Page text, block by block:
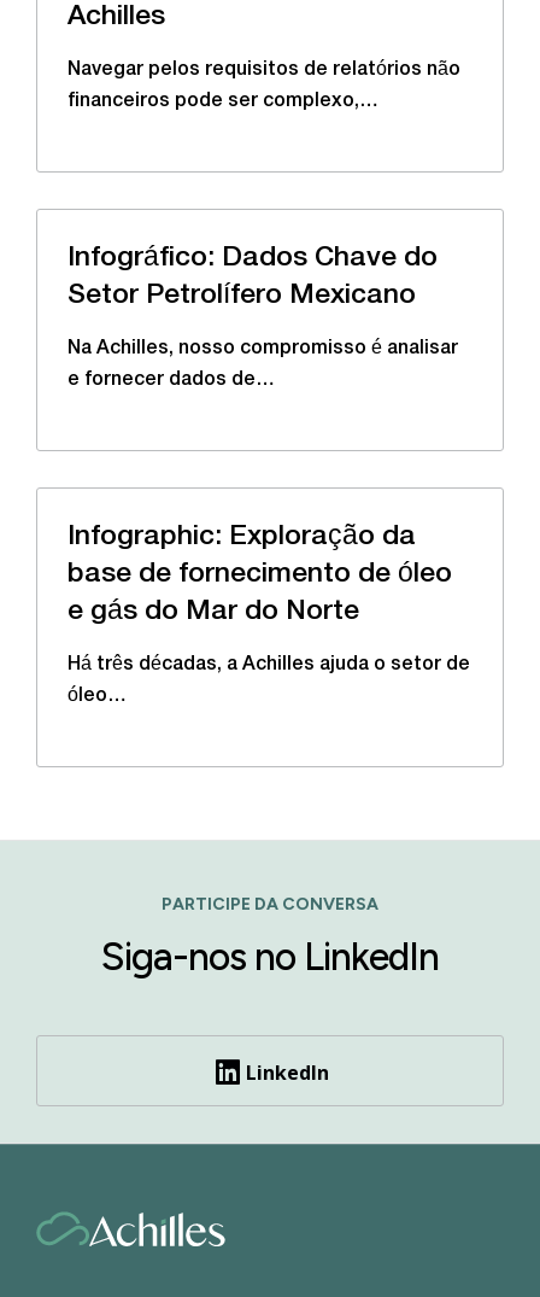
Achilles
Navegar pelos requisitos de relatórios não
financeiros pode ser complexo,…
Infográfico: Dados Chave do
Setor Petrolífero Mexicano
Na Achilles, nosso compromisso é analisar
e fornecer dados de…
Infographic: Exploração da
base de fornecimento de óleo
e gás do Mar do Norte
Há três décadas, a Achilles ajuda o setor de
óleo…
PARTICIPE DA CONVERSA
Siga-nos no LinkedIn
LinkedIn